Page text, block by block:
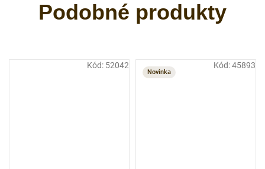
Kód: 52042
Novinka
Kód:45893